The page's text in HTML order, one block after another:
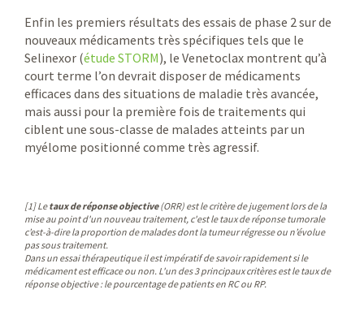
Enfin les premiers résultats des essais de phase 2 sur de
nouveaux médicaments très spécifiques tels que le
Selinexor (étude STORM), le Venetoclax montrent qu’à
court terme l’on devrait disposer de médicaments
efficaces dans des situations de maladie très avancée,
mais aussi pour la première fois de traitements qui
ciblent une sous-classe de malades atteints par un
myélome positionné comme très agressif.
[1] Letaux de réponse objective(ORR) est le critère de jugement lors de la
mise au point d'un nouveau traitement, c'est le taux de réponse tumorale
c’est-à-dire la proportion de malades dont la tumeur régresse ou n’évolue
pas sous traitement.
Dans un essai thérapeutique il est impératif de savoir rapidement si le
médicament est efficace ou non. L'un des 3 principaux critères est le taux de
réponse objective : le pourcentage de patients en RC ou RP.